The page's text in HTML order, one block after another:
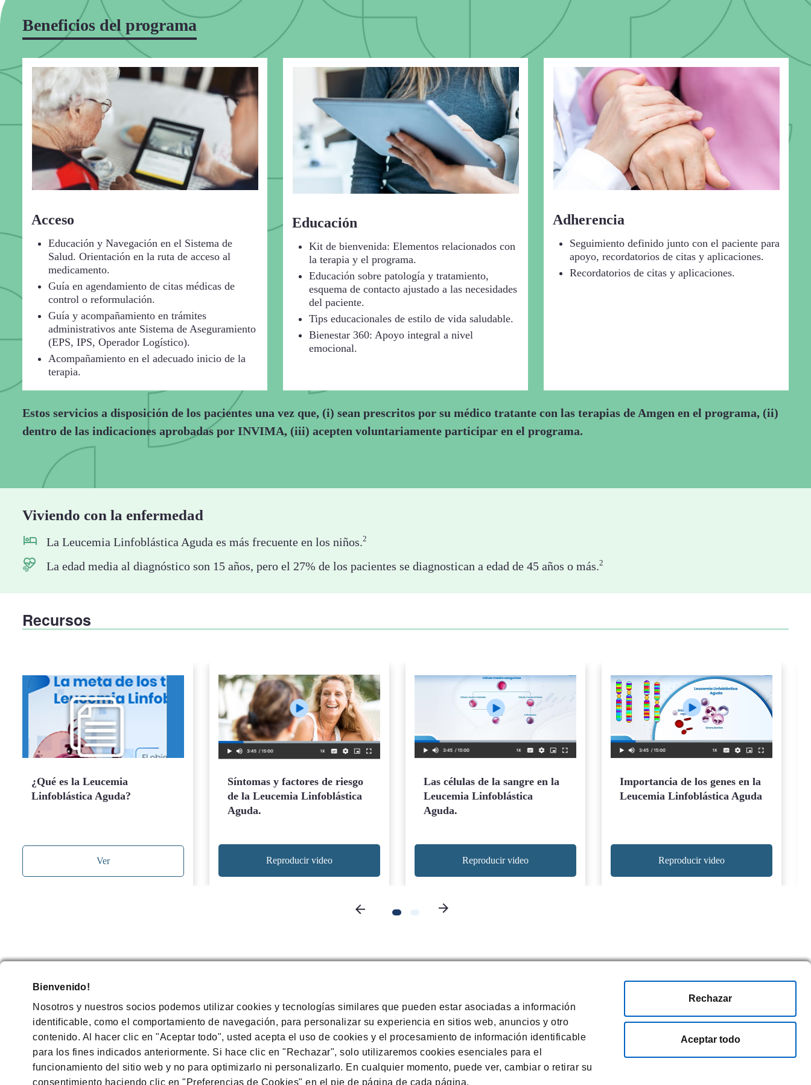
Bienvenido!
Nosotros y nuestros socios podemos utilizar cookies y tecnologías similares que pueden estar asociadas a información
identificable, como el comportamiento de navegación, para personalizar su experiencia en sitios web, anuncios y otro
contenido. Al hacer clic en "Aceptar todo", usted acepta el uso de cookies y el procesamiento de información identificable
para los fines indicados anteriormente. Si hace clic en "Rechazar", solo utilizaremos cookies esenciales para el
funcionamiento del sitio web y no para optimizarlo ni personalizarlo. En cualquier momento, puede ver, cambiar o retirar su
consentimiento haciendo clic en "Preferencias de Cookies" en el pie de página de cada página.
Aceptar todo
Rechazar
Beneficios del programa
Acceso
Educación y Navegación en el Sistema de
Salud. Orientación en la ruta de acceso al
medicamento.
Guía en agendamiento de citas médicas de
control o reformulación.
Guía y acompañamiento en trámites
administrativos ante Sistema de Aseguramiento
(EPS, IPS, Operador Logístico).
Acompañamiento en el adecuado inicio de la
terapia.
Educación
Kit de bienvenida: Elementos relacionados con
la terapia y el programa.
Educación sobre patología y tratamiento,
esquema de contacto ajustado a las necesidades
del paciente.
Tips educacionales de estilo de vida saludable.
Bienestar 360: Apoyo integral a nivel
emocional.
Adherencia
Seguimiento definido junto con el paciente para
apoyo, recordatorios de citas y aplicaciones.
Recordatorios de citas y aplicaciones.
Estos servicios a disposición de los pacientes una vez que, (i) sean prescritos por su médico tratante con las terapias de Amgen en el programa, (ii)
dentro de las indicaciones aprobadas por INVIMA, (iii) acepten voluntariamente participar en el programa.
Viviendo con la enfermedad
La Leucemia Linfoblástica Aguda es más frecuente en los niños.2
La edad media al diagnóstico son 15 años, pero el 27% de los pacientes se diagnostican a edad de 45 años o más.2
Recursos
¿Qué es la Leucemia
Linfoblástica Aguda?
Ver
Síntomas y factores de riesgo
de la Leucemia Linfoblástica
Aguda.
Reproducir video
Las células de la sangre en la
Leucemia Linfoblástica
Aguda.
Reproducir video
Importancia de los genes en la
Leucemia Linfoblástica Aguda
Reproducir video
PARA MÁS INFORMACIÓN CONSULTE A SU MÉDICO.